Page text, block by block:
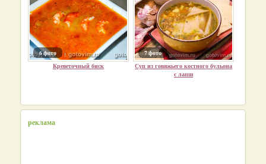
6 фото
Креветочный биск
7 фото
Суп из говяжьего костного бульона
с лапш
реклама